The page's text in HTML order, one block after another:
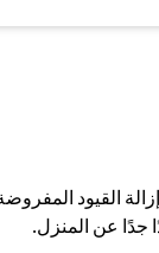
ضد كوفيد-19 قد ساهم كثيرًا
جدًا عن المنزل.